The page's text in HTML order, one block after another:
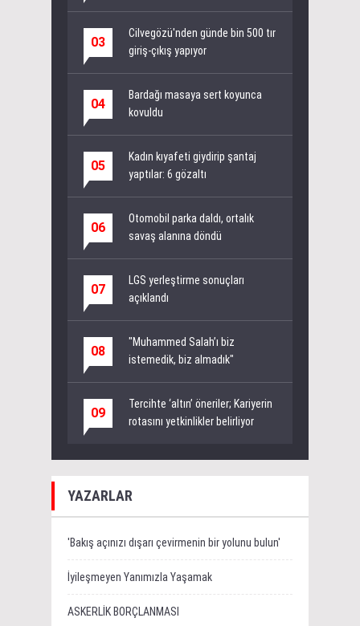
03
Cilvegözü'nden günde bin 500 tır
giriş-çıkış yapıyor
04
Bardağı masaya sert koyunca
kovuldu
05
Kadın kıyafeti giydirip şantaj
yaptılar: 6 gözaltı
06
Otomobil parka daldı, ortalık
savaş alanına döndü
07
LGS yerleştirme sonuçları
açıklandı
08
"Muhammed Salah’ı biz
istemedik, biz almadık"
09
Tercihte ‘altın’ öneriler; Kariyerin
rotasını yetkinlikler belirliyor
YAZARLAR
'Bakış açınızı dışarı çevirmenin bir yolunu bulun'
İyileşmeyen Yanımızla Yaşamak
ASKERLİK BORÇLANMASI